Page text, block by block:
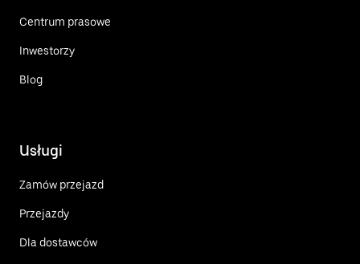
Centrum prasowe
Inwestorzy
Blog
Usługi
Zamów przejazd
Przejazdy
Dla dostawców